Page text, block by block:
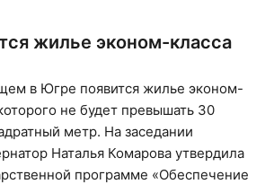
жилье эконом-класса
в Югре появится жилье эконом-
не будет превышать 30
метр. На заседании
Наталья Комарова утвердила
программе «Обеспечение